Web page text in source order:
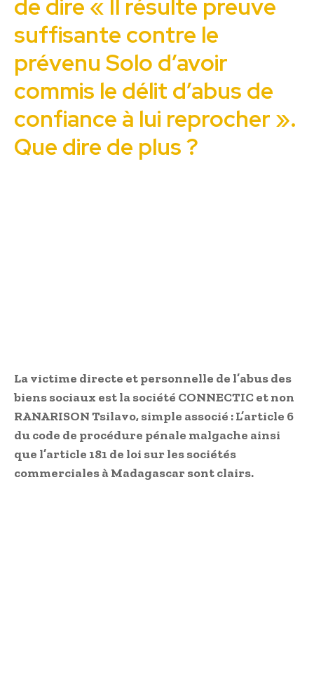
de dire « Il résulte preuve
suffisante contre le
prévenu Solo d’avoir
commis le délit d’abus de
confiance à lui reprocher ».
Que dire de plus ?
La victime directe et personnelle de l’abus des
biens sociaux est la société CONNECTIC et non
RANARISON Tsilavo, simple associé : L’article 6
du code de procédure pénale malgache ainsi
que l’article 181 de loi sur les sociétés
commerciales à Madagascar sont clairs.